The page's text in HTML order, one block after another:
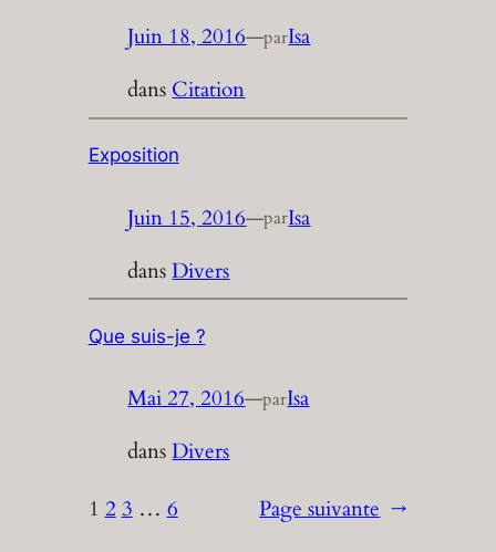
Juin 18, 2016—parIsa
dansCitation
Exposition
Juin 15, 2016—parIsa
dansDivers
Que suis-je ?
Mai 27, 2016—parIsa
dansDivers
1 2 3 … 6 Page suivante →